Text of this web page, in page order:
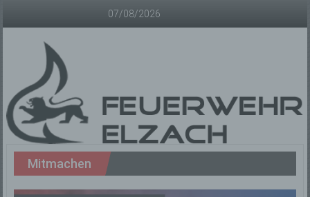
07/08/2026
Freiwillige
Feuerwehr
Mitmachen